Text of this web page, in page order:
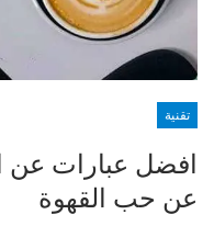
تقنية
عن حب القهوة